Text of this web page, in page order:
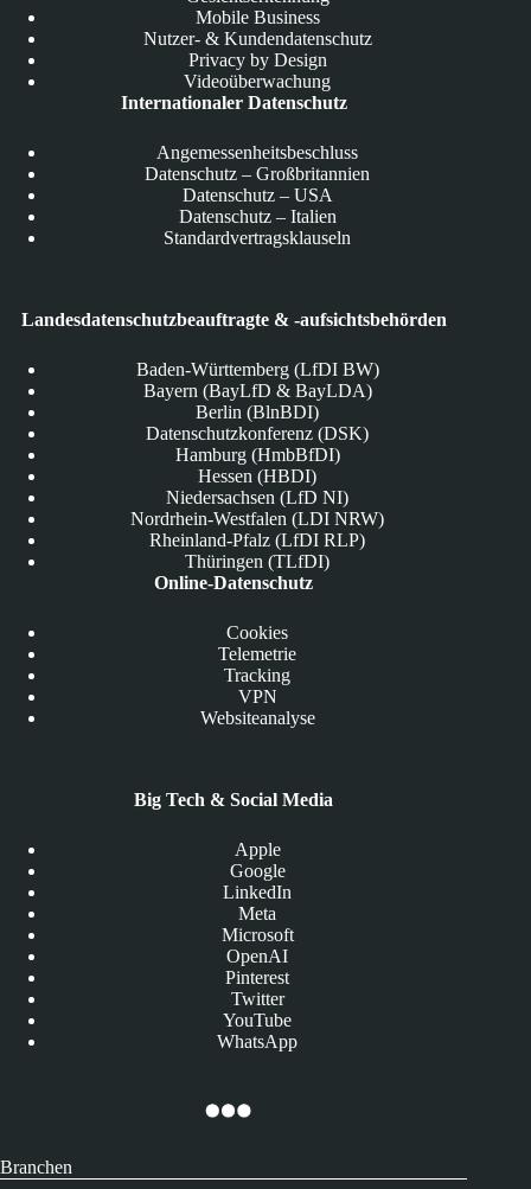
Mobile Business
Nutzer- & Kundendatenschutz
Privacy by Design
Videoüberwachung
Internationaler Datenschutz
Angemessenheitsbeschluss
Datenschutz – Großbritannien
Datenschutz – USA
Datenschutz – Italien
Standardvertragsklauseln
Landesdatenschutzbeauftragte & -aufsichtsbehörden
Baden-Württemberg (LfDI BW)
Bayern (BayLfD & BayLDA)
Berlin (BlnBDI)
Datenschutzkonferenz (DSK)
Hamburg (HmbBfDI)
Hessen (HBDI)
Niedersachsen (LfD NI)
Nordrhein-Westfalen (LDI NRW)
Rheinland-Pfalz (LfDI RLP)
Thüringen (TLfDI)
Online-Datenschutz
Cookies
Telemetrie
Tracking
VPN
Websiteanalyse
Big Tech & Social Media
Apple
Google
LinkedIn
Meta
Microsoft
OpenAI
Pinterest
Twitter
YouTube
WhatsApp
Branchen